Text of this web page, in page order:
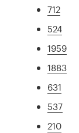
712
524
1959
1883
631
537
210